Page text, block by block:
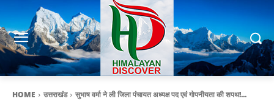
HOME उत्तराखंड सुभाष वर्मा ने ली जिला पंचायत अध्यक्ष पद एवं गोपनीयता की शपथ!...